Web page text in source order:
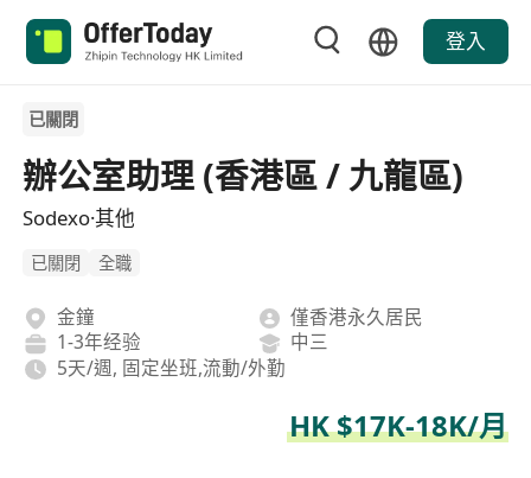
登入
已關閉
辦公室助理 (香港區 / 九龍區)
Sodexo·其他
已關閉 全職
金鐘
僅香港永久居民
1-3年经验
中三
5天/週, 固定坐班,流動/外勤
HK $17K-18K/月